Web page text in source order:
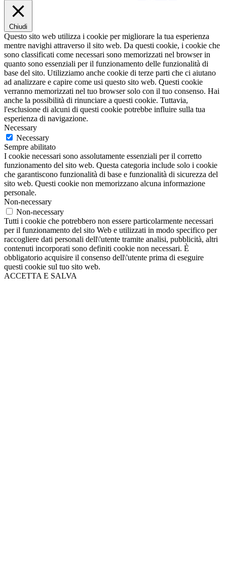
Chiudi
Questo sito web utilizza i cookie per migliorare la tua esperienza
mentre navighi attraverso il sito web. Da questi cookie, i cookie che
sono classificati come necessari sono memorizzati nel browser in
quanto sono essenziali per il funzionamento delle funzionalità di
base del sito. Utilizziamo anche cookie di terze parti che ci aiutano
ad analizzare e capire come usi questo sito web. Questi cookie
verranno memorizzati nel tuo browser solo con il tuo consenso. Hai
anche la possibilità di rinunciare a questi cookie. Tuttavia,
l'esclusione di alcuni di questi cookie potrebbe influire sulla tua
esperienza di navigazione.
Necessary
Necessary
Sempre abilitato
I cookie necessari sono assolutamente essenziali per il corretto
funzionamento del sito web. Questa categoria include solo i cookie
che garantiscono funzionalità di base e funzionalità di sicurezza del
sito web. Questi cookie non memorizzano alcuna informazione
personale.
Non-necessary
Non-necessary
Tutti i cookie che potrebbero non essere particolarmente necessari
per il funzionamento del sito Web e utilizzati in modo specifico per
raccogliere dati personali dell\'utente tramite analisi, pubblicità, altri
contenuti incorporati sono definiti cookie non necessari. È
obbligatorio acquisire il consenso dell\'utente prima di eseguire
questi cookie sul tuo sito web.
ACCETTA E SALVA